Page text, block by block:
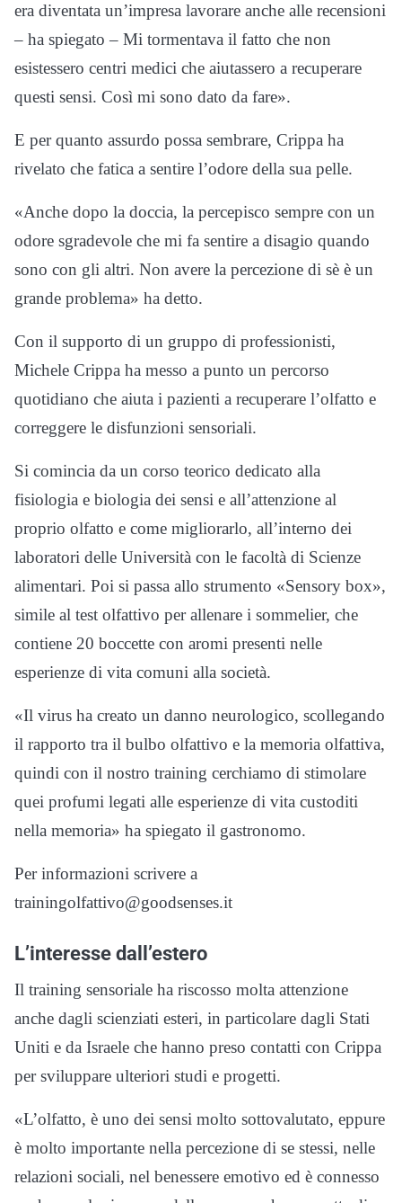
era diventata un’impresa lavorare anche alle recensioni
– ha spiegato – Mi tormentava il fatto che non
esistessero centri medici che aiutassero a recuperare
questi sensi. Così mi sono dato da fare».
E per quanto assurdo possa sembrare, Crippa ha
rivelato che fatica a sentire l’odore della sua pelle.
«Anche dopo la doccia, la percepisco sempre con un
odore sgradevole che mi fa sentire a disagio quando
sono con gli altri. Non avere la percezione di sè è un
grande problema» ha detto.
Con il supporto di un gruppo di professionisti,
Michele Crippa ha messo a punto un percorso
quotidiano che aiuta i pazienti a recuperare l’olfatto e
correggere le disfunzioni sensoriali.
Si comincia da un corso teorico dedicato alla
fisiologia e biologia dei sensi e all’attenzione al
proprio olfatto e come migliorarlo, all’interno dei
laboratori delle Università con le facoltà di Scienze
alimentari. Poi si passa allo strumento «Sensory box»,
simile al test olfattivo per allenare i sommelier, che
contiene 20 boccette con aromi presenti nelle
esperienze di vita comuni alla società.
«Il virus ha creato un danno neurologico, scollegando
il rapporto tra il bulbo olfattivo e la memoria olfattiva,
quindi con il nostro training cerchiamo di stimolare
quei profumi legati alle esperienze di vita custoditi
nella memoria» ha spiegato il gastronomo.
Per informazioni scrivere a
trainingolfattivo@goodsenses.it
L’interesse dall’estero
Il training sensoriale ha riscosso molta attenzione
anche dagli scienziati esteri, in particolare dagli Stati
Uniti e da Israele che hanno preso contatti con Crippa
per sviluppare ulteriori studi e progetti.
«L’olfatto, è uno dei sensi molto sottovalutato, eppure
è molto importante nella percezione di se stessi, nelle
relazioni sociali, nel benessere emotivo ed è connesso